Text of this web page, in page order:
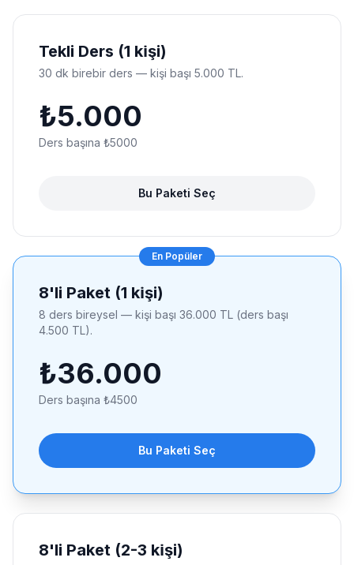
Tekli Ders (1 ki̇şi)
30 dk birebir ders — kişi başı 5.000 TL.
₺5.000
Ders başına ₺5000
Bu Paketi Seç
En Popüler
8'li Paket (1 ki̇şi)
8 ders bireysel — kişi başı 36.000 TL (ders başı
4.500 TL).
₺36.000
Ders başına ₺4500
Bu Paketi Seç
8'li Paket (2-3 ki̇şi)